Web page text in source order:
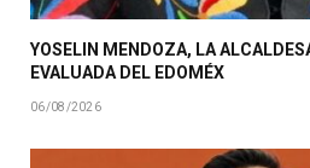
YOSELIN MENDOZA, LA
EVALUADA DEL EDOMÉX
06/08/2026